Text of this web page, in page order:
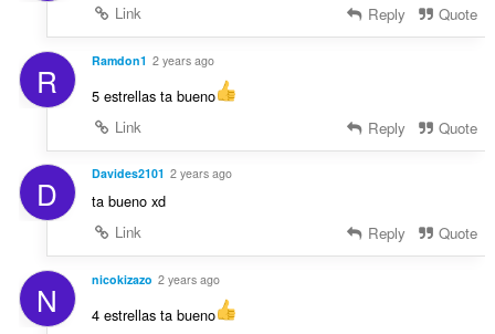
Link
Reply Quote
R Ramdon1 2 years ago
5 estrellas ta bueno
Link
Reply Quote
D Davides2101 2 years ago
ta bueno xd
Link
Reply Quote
N nicokizazo 2 years ago
4 estrellas ta bueno